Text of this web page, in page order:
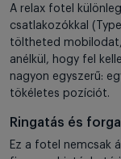
A relax fotel
csatlakozókkal
töltheted
anélkül, hogy fel
nagyon egyszerű:
tökéletes pozíciót.
Ringatás és
Ez a fotel nemcsak